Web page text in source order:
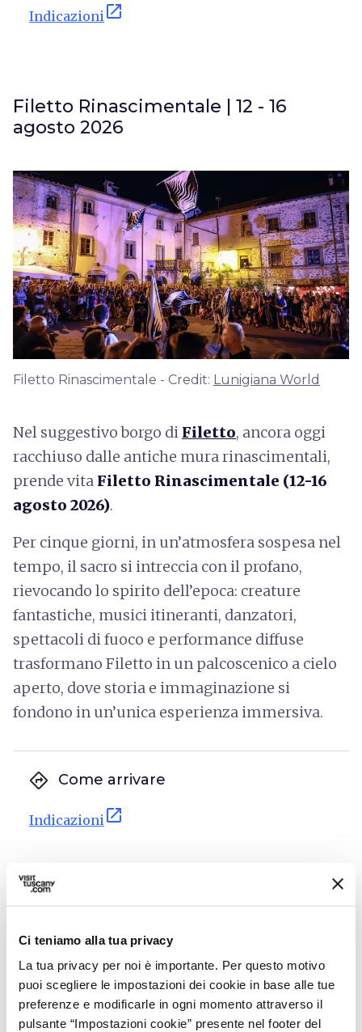
Ci teniamo alla tua privacy
La tua privacy per noi è importante. Per questo motivo
puoi scegliere le impostazioni dei cookie in base alle tue
preferenze e modificarle in ogni momento attraverso il
pulsante “Impostazioni cookie” presente nel footer del
Indicazioni open_in_new
Filetto Rinascimentale | 12 - 16
agosto 2026
Filetto Rinascimentale - Credit: Lunigiana World
Nel suggestivo borgo di Filetto, ancora oggi
racchiuso dalle antiche mura rinascimentali,
prende vita Filetto Rinascimentale (12-16
agosto 2026).
Per cinque giorni, in un’atmosfera sospesa nel
tempo, il sacro si intreccia con il profano,
rievocando lo spirito dell’epoca: creature
fantastiche, musici itineranti, danzatori,
spettacoli di fuoco e performance diffuse
trasformano Filetto in un palcoscenico a cielo
aperto, dove storia e immaginazione si
fondono in un’unica esperienza immersiva.
directions Come arrivare
Indicazioni open_in_new
I mestieri nel Borgo a Ponticello |
Agosto 2026